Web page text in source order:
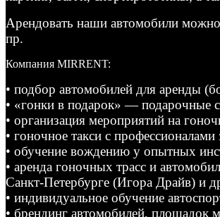
Арендовать наши автомобили
пр.
Компания MIRRENT:
• подбор автомобилей для аренды
• «гонки в подарок» — подарочные
• организация мероприятий на
• гоночное такси с профессионалами
• обучение вождению у опытных
• аренда гоночных трасс и
Санкт-Петербурге (Игора Драйв) и
• индивидуальное обучение
• брендинг автомобилей, площадок